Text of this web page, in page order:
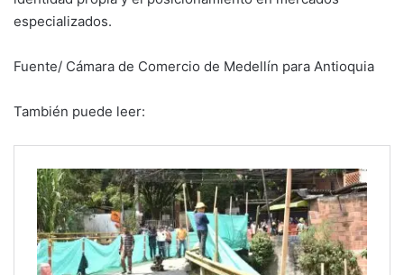
especializados.
Fuente/ Cámara de Comercio de Medellín para Antioquia
También puede leer: